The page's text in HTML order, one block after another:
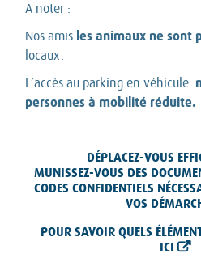
A noter :
Nos amis les animaux ne sont
locaux.
L’accès au parking en véhicule
personnes à mobilité réduite.
DÉPLACEZ-VOUS
MUNISSEZ-VOUS DES
CODES CONFIDENTIELS
VOS
POUR SAVOIR QUELS
ICI